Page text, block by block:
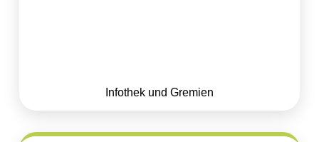
Infothek und Gremien